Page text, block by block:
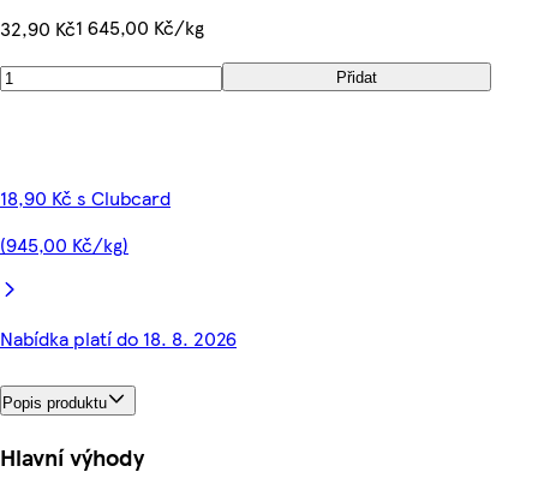
32,90 Kč1 645,00 Kč/kg
Přidat
18,90 Kč s Clubcard
(945,00 Kč/kg)
Nabídka platí do 18. 8. 2026
Popis produktu
Hlavní výhody